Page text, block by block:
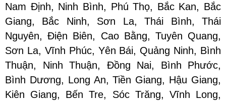
Nam Định, Ninh Bình, Phú Thọ, Bắc Kan, Bắc
Giang, Bắc Ninh, Sơn La, Thái Bình, Thái
Nguyên, Điện Biên, Cao Bằng, Tuyên Quang,
Sơn La, Vĩnh Phúc, Yên Bái, Quảng Ninh, Bình
Thuận, Ninh Thuận, Đồng Nai, Bình Phước,
Bình Dương, Long An, Tiền Giang, Hậu Giang,
Kiên Giang, Bến Tre, Sóc Trăng, Vĩnh Long,